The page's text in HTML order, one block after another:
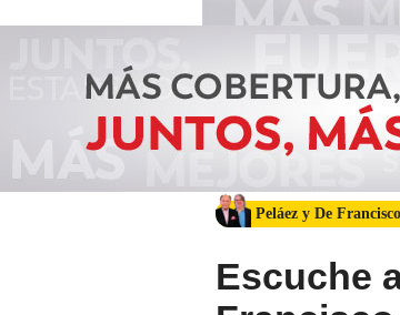
Peláez y De
Escuche